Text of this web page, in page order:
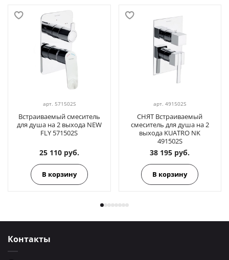
арт. 571502S
Встраиваемый смеситель
для душа на 2 выхода NEW
FLY 571502S
25 110 руб.
В корзину
арт.491502S
СНЯТ Встраиваемый
смеситель для душа на 2
выхода KUATRO NK
491502S
38 195 руб.
В корзину
Контакты